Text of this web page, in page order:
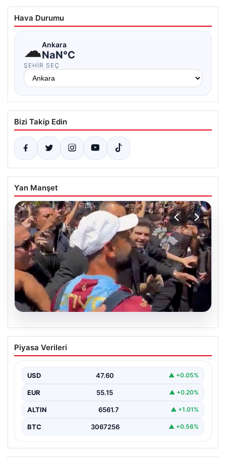
Hava Durumu
☁Ankara
NaN°C
ŞEHIR SEÇ
Bizi Takip Edin
Yan Manşet
Mohamed Salah’tan Tarihi İlk Üçlü
Başarı
önemli bir dönüm noktasına imza attı. Takımının
hücum…
Piyasa Verileri
USD 47.60 ▲ +0.05%
EUR 55.15 ▲ +0.20%
ALTIN 6561.7 ▲ +1.01%
BTC 3067256 ▲ +0.56%